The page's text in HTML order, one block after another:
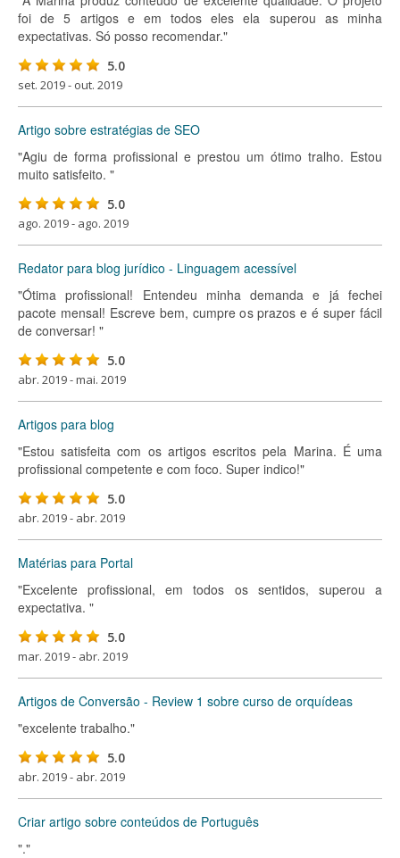
foi de 5 artigos e em todos eles ela superou as minha
expectativas. Só posso recomendar."
5.0
set. 2019 - out. 2019
Artigo sobre estratégias de SEO
"Agiu de forma profissional e prestou um ótimo tralho. Estou
muito satisfeito. "
5.0
ago. 2019 - ago. 2019
Redator para blog jurídico - Linguagem acessível
"Ótima profissional! Entendeu minha demanda e já fechei
pacote mensal! Escreve bem, cumpre os prazos e é super fácil
de conversar! "
5.0
abr. 2019 - mai. 2019
Artigos para blog
"Estou satisfeita com os artigos escritos pela Marina. É uma
profissional competente e com foco. Super indico!"
5.0
abr. 2019 - abr. 2019
Matérias para Portal
"Excelente profissional, em todos os sentidos, superou a
expectativa. "
5.0
mar. 2019 - abr. 2019
Artigos de Conversão - Review 1 sobre curso de orquídeas
"excelente trabalho."
5.0
abr. 2019 - abr. 2019
Criar artigo sobre conteúdos de Português
"."